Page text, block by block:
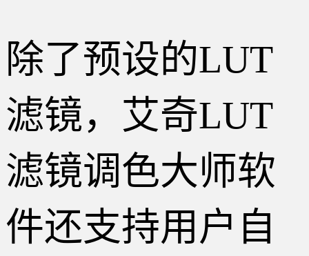
除了预设的LUT
滤镜，艾奇LUT
滤镜调色大师软
件还支持用户自